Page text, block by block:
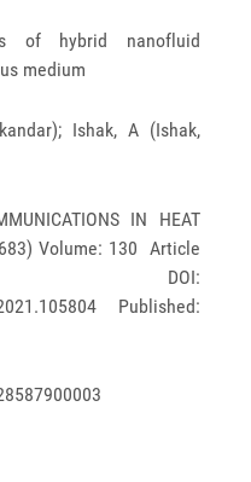
of hybrid nanofluid
medium
Ishak, A (Ishak,
IN HEAT
Volume: 130 Article
DOI:
Published: